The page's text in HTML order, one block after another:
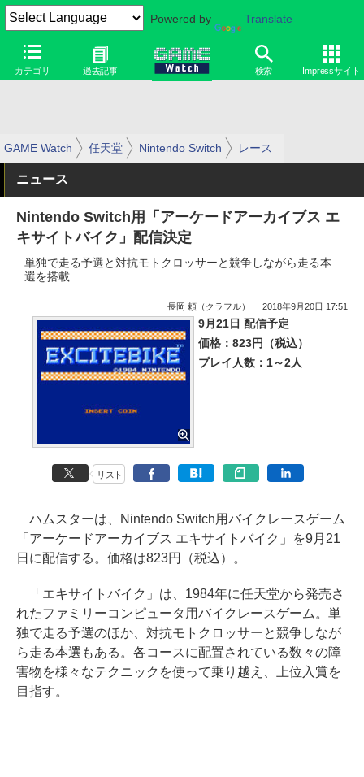
Powered by Translate
カテゴリ 過去記事 検索 Impressサイト
GAME Watch 任天堂 Nintendo Switch レース
ニュース
Nintendo Switch用「アーケードアーカイブス エ
キサイトバイク」配信決定
単独で走る予選と対抗モトクロッサーと競争しながら走る本
選を搭載
長岡 頼（クラフル） 2018年9月20日 17:51
9月21日 配信予定
価格：823円（税込）
プレイ人数：1～2人
リスト
ハムスターは、Nintendo Switch用バイクレースゲーム
「アーケードアーカイブス エキサイトバイク」を9月21
日に配信する。価格は823円（税込）。
「エキサイトバイク」は、1984年に任天堂から発売さ
れたファミリーコンピュータ用バイクレースゲーム。単
独で走る予選のほか、対抗モトクロッサーと競争しなが
ら走る本選もある。各コースに配置されている数々の障
害物を様々なテクニックを使って乗り越え、上位入賞を
目指す。